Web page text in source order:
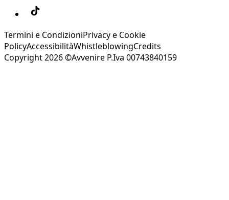
Termini e CondizioniPrivacy e Cookie
PolicyAccessibilitàWhistleblowingCredits
Copyright 2026 ©Avvenire P.Iva 00743840159